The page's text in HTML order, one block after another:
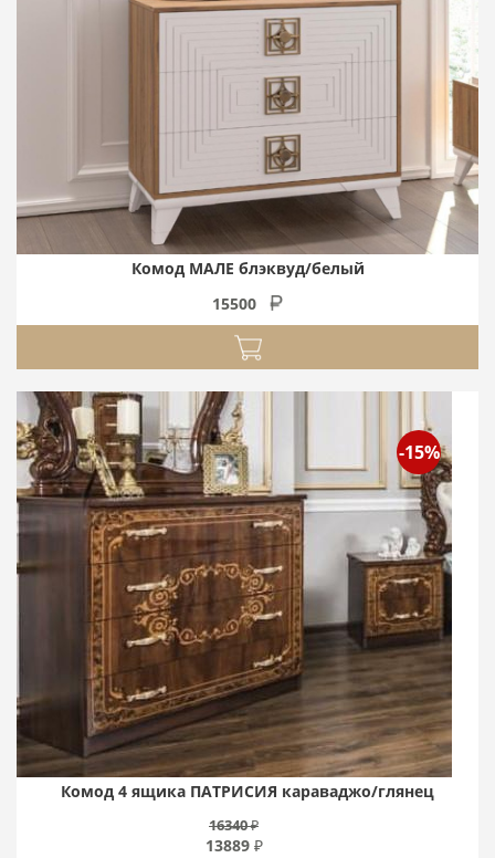
Комод МАЛЕ блэквуд/белый
15500
-15%
Комод 4 ящика ПАТРИСИЯ караваджо/глянец
16340 ₽
13889 ₽